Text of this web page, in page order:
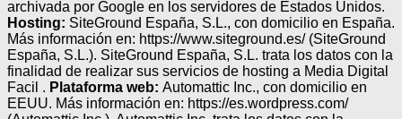
archivada por Google en los servidores de Estados Unidos.
Hosting: SiteGround España, S.L., con domicilio en España.
Más información en: https://www.siteground.es/ (SiteGround
España, S.L.). SiteGround España, S.L. trata los datos con la
finalidad de realizar sus servicios de hosting a Media Digital
Facil . Plataforma web: Automattic Inc., con domicilio en
EEUU. Más información en: https://es.wordpress.com/